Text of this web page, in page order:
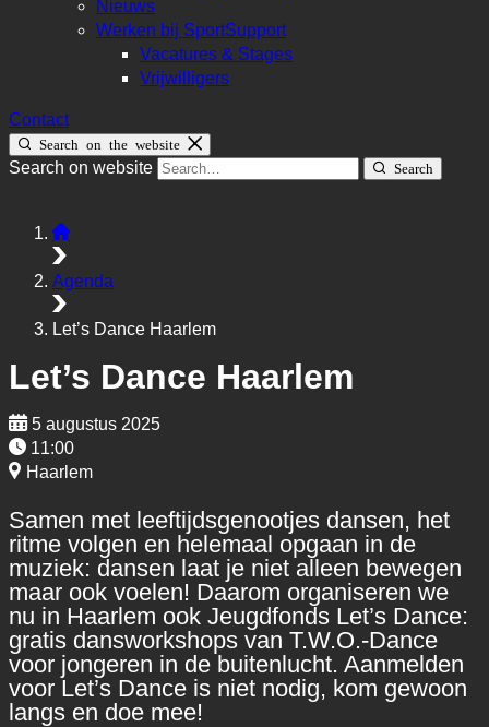
Nieuws
Werken bij SportSupport
Vacatures & Stages
Vrijwilligers
Contact
Search on the website
Search on website Search
Agenda
Let’s Dance Haarlem
Let’s Dance Haarlem
5 augustus 2025
11:00
Haarlem
Samen met leeftijdsgenootjes dansen, het
ritme volgen en helemaal opgaan in de
muziek: dansen laat je niet alleen bewegen
maar ook voelen! Daarom organiseren we
nu in Haarlem ook Jeugdfonds Let’s Dance:
gratis dansworkshops van T.W.O.-Dance
voor jongeren in de buitenlucht. Aanmelden
voor Let’s Dance is niet nodig, kom gewoon
langs en doe mee!